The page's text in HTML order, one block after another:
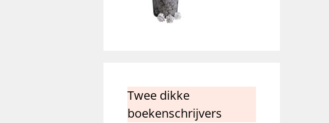
Twee dikke
boekenschrijvers